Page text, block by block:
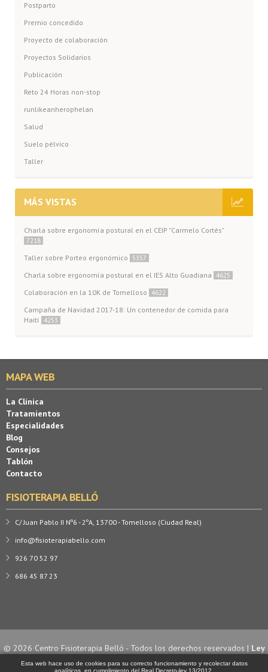
Postparto
Premio concedido
Proyecto de colaboración
Proyectos Solidarios
Publicación
Reto 24 Horas non-stop
runlikeanherophelan
Salud
Suelo pélvico
Taller
MÁS VISTAS
Charla sobre ergonomía postural en el CEIP "Carmelo Cortés"
7218
Taller sobre Porteo ergonómico 5357
Charla sobre ergonomía postural en el IES Alto Guadiana 4625
Colaboración en la 10K de Tomelloso 4622
Campaña de Navidad 2017-18: Un contenedor de comida para
Haití
4253
MAPA WEB
La Clínica
Tratamientos
Especialidades
Blog
Consejos
Tablón
Contacto
FISIOTERAPIA BELLÓ
C/ Juan Pablo II Nº6 - 2ºA, 13700 - Tomelloso (Ciudad Real)
info@fisioterapiabello.com
926 70 52 97
686 45 87 23
© 2026 Centro Fisioterapia Belló - Todos los derechos reservados | Ley
de Cookies| Diseño y desarrollo por
Esta web hace uso de cookies para su correcto funcionamiento y recolectar datos
analíticos, en cumplimiento del Real Decreto-ley 13/2012.